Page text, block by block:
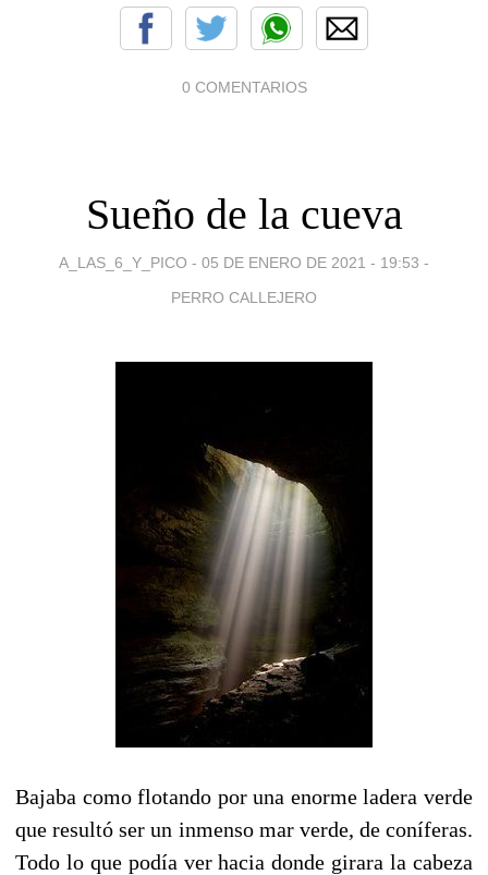
0 COMENTARIOS
Sueño de la cueva
A_LAS_6_Y_PICO - 05 DE ENERO DE 2021 - 19:53 -
PERRO CALLEJERO
Bajaba como flotando por una enorme ladera verde
que resultó ser un inmenso mar verde, de coníferas.
Todo lo que podía ver hacia donde girara la cabeza